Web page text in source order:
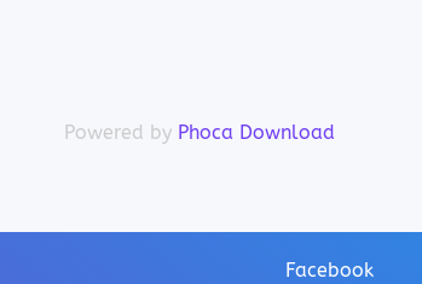
Powered by Phoca Download
Facebook